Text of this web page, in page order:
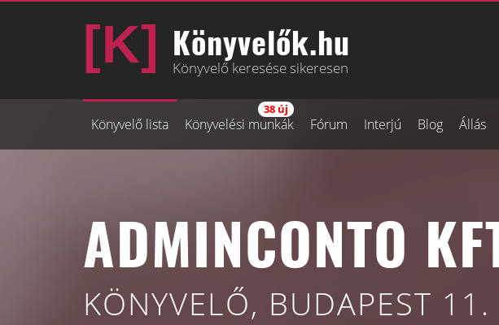
Könyvelők.hu
Könyvelő keresése sikeresen
Könyvelő lista Könyvelési munkák
38 új
Fórum Interjú Blog Állás
ADMINCONTO
KÖNYVELŐ, BUDAPEST 11.